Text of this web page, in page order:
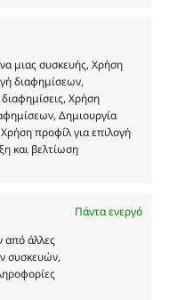
μιας συσκευής, Χρήση
διαφημίσεων,
Χρήση
Δημιουργία
προφίλ για επιλογή
και βελτίωση
Πάντα ενεργό
από άλλες
συσκευών,